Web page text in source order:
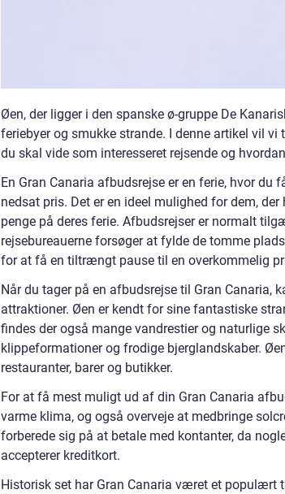
Øen, der ligger i den spanske ø-gruppe De
feriebyer og smukke strande. I denne artikel vil vi
du skal vide som interesseret rejsende og
En Gran Canaria afbudsrejse er en ferie, hvor
nedsat pris. Det er en ideel mulighed for dem,
penge på deres ferie. Afbudsrejser er normalt
rejsebureauerne forsøger at fylde de tomme
for at få en tiltrængt pause til en overkommelig
Når du tager på en afbudsrejse til Gran Canaria,
attraktioner. Øen er kendt for sine fantastiske
findes der også mange vandrestier og naturlige
klippeformationer og frodige bjerglandskaber.
restauranter, barer og butikker.
For at få mest muligt ud af din Gran Canaria
varme klima, og også overveje at medbringe
forberede sig på at betale med kontanter, da
accepterer kreditkort.
Historisk set har Gran Canaria været et populært